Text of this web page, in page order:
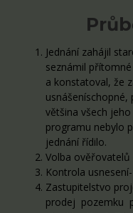
Jednání zahájil
seznámil
a konstatoval, že
většina všech
programu nebylo
jednání řídilo.
Volba ověřovatelů
Kontrola
Zastupitelstvo
prodej pozemku